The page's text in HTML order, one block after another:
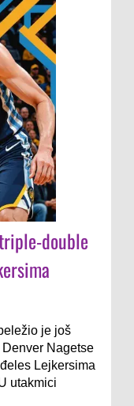
double
je još
Nagetse
Lejkersima
utakmici